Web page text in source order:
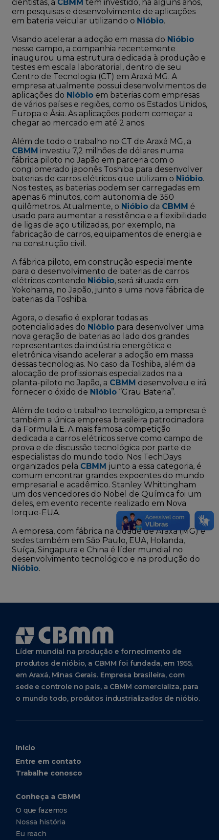
cientistas, a CBMM tem investido, há alguns anos,
em pesquisas e desenvolvimento de aplicações
em bateria veicular utilizando o Nióbio.
Visando acelerar a adoção em massa do Nióbio
nesse campo, a companhia recentemente
inaugurou uma estrutura dedicada à produção e
testes em escala laboratorial, dentro de seu
Centro de Tecnologia (CT) em Araxá MG. A
empresa atualmente possui desenvolvimentos de
aplicações do Nióbio em baterias com empresas
de vários países e regiões, como os Estados Unidos,
Europa e Ásia. As aplicações podem começar a
chegar ao mercado em até 2 anos.
Além de todo o trabalho no CT de Araxá MG, a
CBMM investiu 7,2 milhões de dólares numa
fábrica piloto no Japão em parceria com o
conglomerado japonês Toshiba para desenvolver
baterias de carros elétricos que utilizam o Nióbio.
Nos testes, as baterias podem ser carregadas em
apenas 6 minutos, com autonomia de 350
quilômetros. Atualmente, o Nióbio da CBMM é
usado para aumentar a resistência e a flexibilidade
de ligas de aço utilizadas, por exemplo, na
fabricação de carros, equipamentos de energia e
na construção civil.
A fábrica piloto, em construção especialmente
para o desenvolvimento de baterias de carros
elétricos contendo Nióbio, será situada em
Yokohama, no Japão, junto a uma nova fábrica de
baterias da Toshiba.
Agora, o desafio é explorar todas as
potencialidades do Nióbio para desenvolver uma
nova geração de baterias ao lado dos grandes
representantes da indústria energética e
eletrônica visando acelerar a adoção em massa
dessas tecnologias. No caso da Toshiba, além da
alocação de profissionais especializados na a
planta-piloto no Japão, a CBMM desenvolveu e irá
fornecer o óxido de Nióbio “Grau Bateria”.
Além de todo o trabalho tecnológico, a empresa é
também a única empresa brasileira patrocinadora
da Formula E. A mais famosa competição
dedicada a carros elétricos serve como campo de
prova e de discussão tecnológica por parte de
especialistas do mundo todo. Nos TechDays
organizados pela CBMM junto a essa categoria, é
comum encontrar grandes expoentes do mundo
empresarial e acadêmico. Stanley Whittingham
um dos vencedores do Nobel de Química foi um
deles, em evento recente realizado em Nova
Iorque-EUA.
A empresa, com fábrica na cidade de Araxá (MG) e
sedes também em São Paulo, EUA, Holanda,
Suíça, Singapura e China é líder mundial no
desenvolvimento tecnológico e na produção do
Nióbio.
Líder mundial na produção e fornecimento de
produtos de nióbio, a CBMM foi fundada, em 1955,
em Araxá, Minas Gerais. Empresa brasileira, com
sede e controle no país, a CBMM comercializa, para
o mundo todo, produtos industrializados de nióbio.
Início
Entre em contato
Trabalhe conosco
Conheça a CBMM
O que fazemos
Nossa história
Eu reach